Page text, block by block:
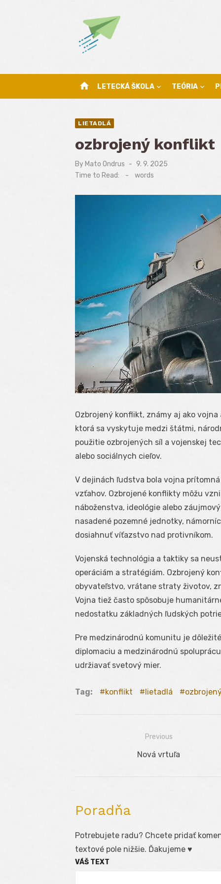
home LETECKÁ ŠKOLA TEÓRIA
LIETADLÁ
ozbrojený konflikt
By Mato Ondrus
Posted
on
9. 9. 2025
Time to Read:
- words
Ozbrojený konflikt, známy aj ako
ktorá sa vyskytuje medzi štátmi,
použitie ozbrojených síl a vojenskej
alebo sociálnych cieľov.
V dejinách ľudstva bola vojna
vzťahov. Ozbrojené konflikty môžu
náboženstva, ideológie alebo
nasadené pozemné jednotky,
dosiahnuť víťazstvo nad protivníkom.
Vojenská technológia a taktiky sa
operáciám a stratégiám. Ozbrojený
obyvateľstvo, vrátane straty životov,
Vojna tiež často spôsobuje
nedostatku základných ľudských
Pre medzinárodnú komunitu je
diplomaciu a medzinárodnú
udržiavať svetový mier.
Tag: konflikt lietadlá
Navigácia
Previous
Previous
Nová vrtuľa
Poradňa
Potrebujete radu? Chcete pridať
textové pole nižšie. Ďakujeme ♥
VÁŠ TEXT